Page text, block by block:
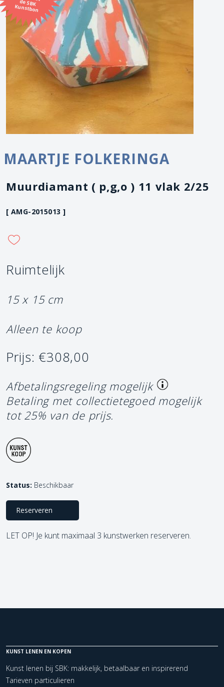
Kunstbon
MAARTJE FOLKERINGA
Muurdiamant ( p,g,o ) 11 vlak 2/25
[ AMG-2015013 ]
Ruimtelijk
15 x 15 cm
Alleen te koop
Prijs: €308,00
Afbetalingsregeling mogelijk
Betaling met collectietegoed mogelijk
tot 25% van de prijs.
Status: Beschikbaar
Reserveren
LET OP! Je kunt maximaal 3 kunstwerken reserveren.
KUNST LENEN EN KOPEN
Kunst lenen bij SBK: makkelijk, betaalbaar en inspirerend
Tarieven particulieren